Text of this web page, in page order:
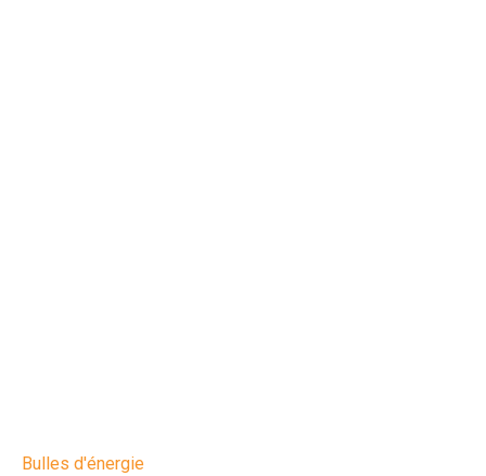
Bulles d'énergie